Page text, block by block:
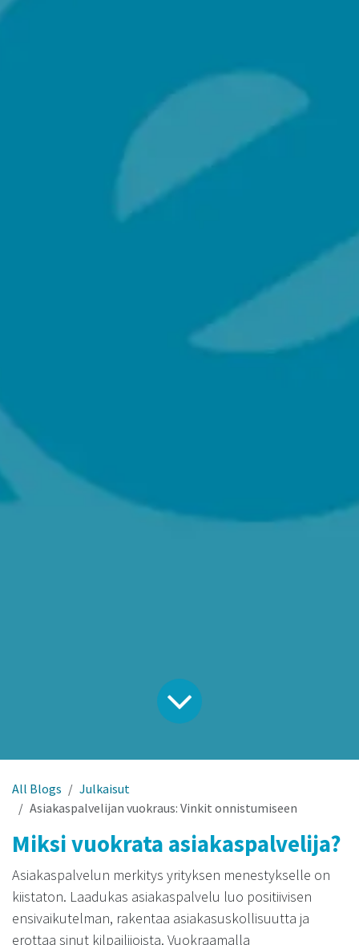
All Blogs
Julkaisut
Asiakaspalvelijan vuokraus: Vinkit onnistumiseen
Miksi vuokrata asiakaspalvelija?
Asiakaspalvelun merkitys yrityksen menestykselle on
kiistaton. Laadukas asiakaspalvelu luo positiivisen
ensivaikutelman, rakentaa asiakasuskollisuutta ja
erottaa sinut kilpailijoista. Vuokraamalla